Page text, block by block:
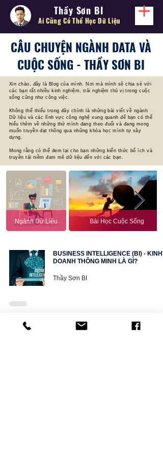
Thầy Sơn BI
Ai Cũng Có Thể Học Dữ Liệu
CÂU CHUYỆN NGÀNH DATA VÀ
CUỘC SỐNG - THẦY SƠN BI
Xin chào, đây là Blog của mình. Nơi mà mình sẽ chia sẻ với
các bạn rất nhiều kinh nghiệm, trải nghiệm thú vị trong cuộc
sống cũng như công việc.
Không thể thiếu trong đây chính là những bài viết về ngành
Dữ liệu và các lĩnh vực công nghệ xung quanh để bạn có thể
hiểu thêm về những thứ mình đang theo đuổi và đang mong
muốn truyền đạt thông qua những khóa học mình tự xây
dựng.
Mong rằng có thể đem lại cho bạn những kiến thức bổ ích và
truyền tải niềm đam mê dữ liệu đến với các bạn.
Ngành Dữ Liệu Bài Học Cuộc Sống
BUSINESS INTELLIGENCE (BI) - KINH
DOANH THÔNG MINH LÀ GÌ?
Thầy Sơn BI
DATA ANALYST VÀ BUSINESS